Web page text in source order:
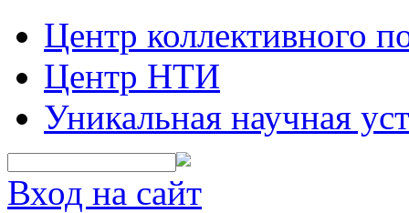
Центр коллективного
Центр НТИ
Уникальная научная
Вход на сайт